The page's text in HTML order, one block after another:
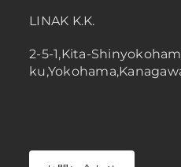
LINAK K.K.
2-5-1,Kita-